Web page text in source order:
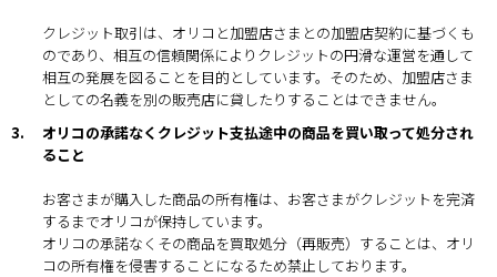
クレジット取引は、オリコと加盟店さまとの加盟店契約に基づくも
のであり、相互の信頼関係によりクレジットの円滑な運営を通して
相互の発展を図ることを目的としています。そのため、加盟店さま
としての名義を別の販売店に貸したりすることはできません。
3.
オリコの承諾なくクレジット支払途中の商品を買い取って処分され
ること
お客さまが購入した商品の所有権は、お客さまがクレジットを完済
するまでオリコが保持しています。
オリコの承諾なくその商品を買取処分（再販売）することは、オリ
コの所有権を侵害することになるため禁止しております。